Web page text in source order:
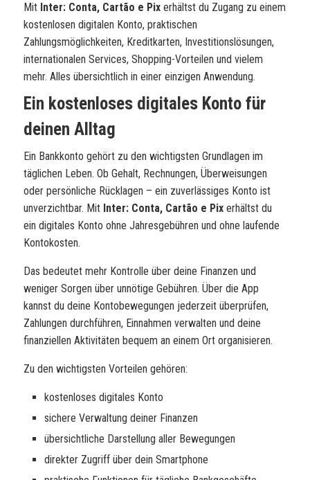
Mit Inter: Conta, Cartão e Pix erhältst du Zugang zu einem
kostenlosen digitalen Konto, praktischen
Zahlungsmöglichkeiten, Kreditkarten, Investitionslösungen,
internationalen Services, Shopping-Vorteilen und vielem
mehr. Alles übersichtlich in einer einzigen Anwendung.
Ein kostenloses digitales Konto für
deinen Alltag
Ein Bankkonto gehört zu den wichtigsten Grundlagen im
täglichen Leben. Ob Gehalt, Rechnungen, Überweisungen
oder persönliche Rücklagen – ein zuverlässiges Konto ist
unverzichtbar. Mit Inter: Conta, Cartão e Pix erhältst du
ein digitales Konto ohne Jahresgebühren und ohne laufende
Kontokosten.
Das bedeutet mehr Kontrolle über deine Finanzen und
weniger Sorgen über unnötige Gebühren. Über die App
kannst du deine Kontobewegungen jederzeit überprüfen,
Zahlungen durchführen, Einnahmen verwalten und deine
finanziellen Aktivitäten bequem an einem Ort organisieren.
Zu den wichtigsten Vorteilen gehören:
kostenloses digitales Konto
sichere Verwaltung deiner Finanzen
übersichtliche Darstellung aller Bewegungen
direkter Zugriff über dein Smartphone